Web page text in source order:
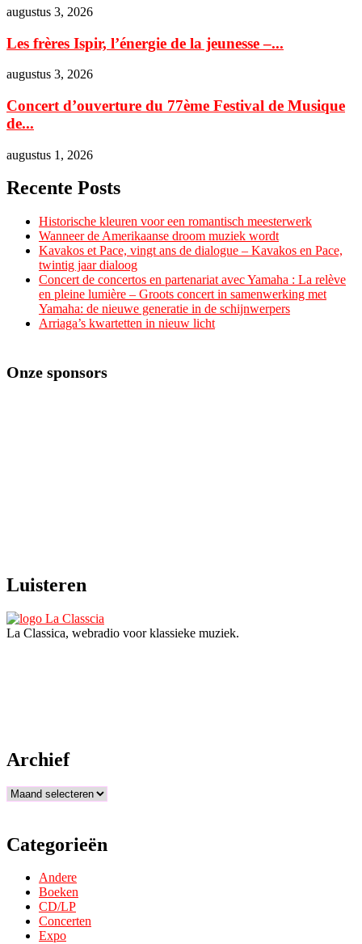
augustus 3, 2026
Les frères Ispir, l’énergie de la jeunesse –...
augustus 3, 2026
Concert d’ouverture du 77ème Festival de Musique
de...
augustus 1, 2026
Recente Posts
Historische kleuren voor een romantisch meesterwerk
Wanneer de Amerikaanse droom muziek wordt
Kavakos et Pace, vingt ans de dialogue – Kavakos en Pace,
twintig jaar dialoog
Concert de concertos en partenariat avec Yamaha : La relève
en pleine lumière – Groots concert in samenwerking met
Yamaha: de nieuwe generatie in de schijnwerpers
Arriaga’s kwartetten in nieuw licht
Onze sponsors
Luisteren
La Classica, webradio voor klassieke muziek.
Archief
Archief
Categorieën
Andere
Boeken
CD/LP
Concerten
Expo